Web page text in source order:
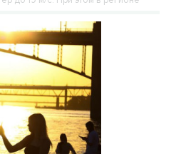
предупреждение из-за
лесопожарной опасности.